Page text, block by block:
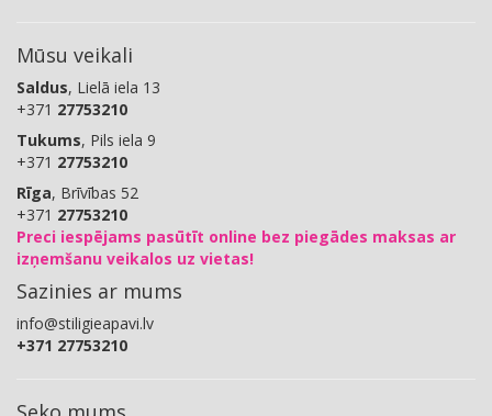
Mūsu veikali
Saldus, Lielā iela 13
+371 27753210
Tukums, Pils iela 9
+371 27753210
Rīga, Brīvības 52
+371 27753210
Preci iespējams pasūtīt online bez piegādes maksas ar
izņemšanu veikalos uz vietas!
Sazinies ar mums
info@stiligieapavi.lv
+371 27753210